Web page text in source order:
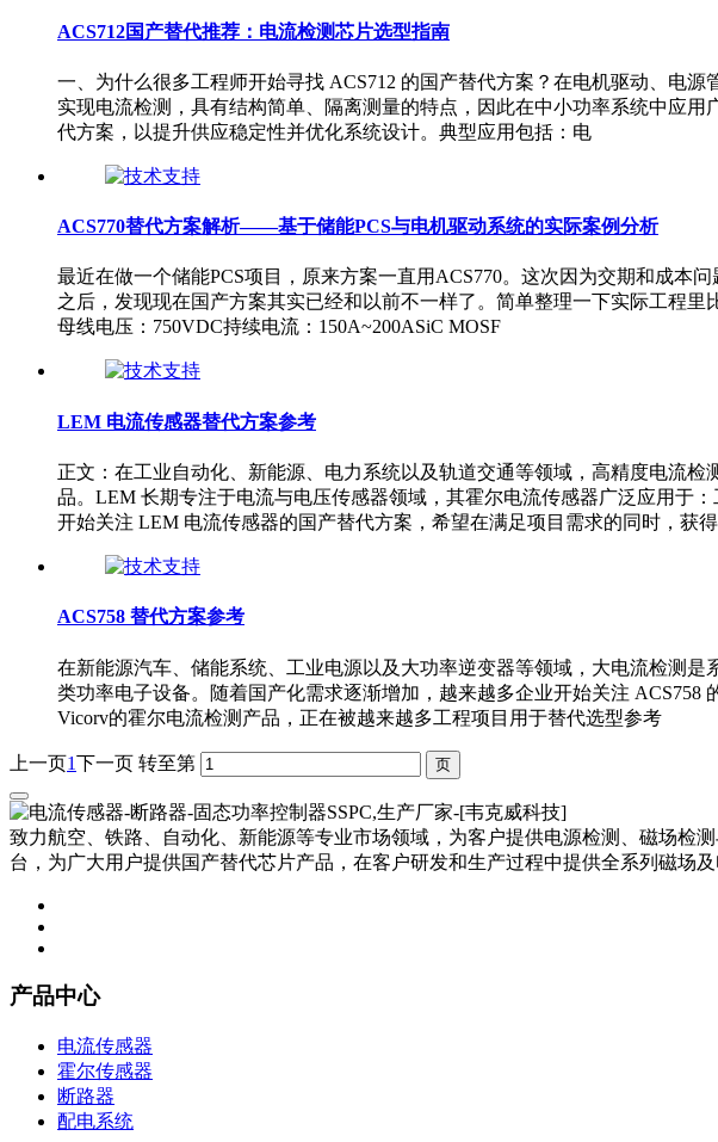
ACS712国产替代推荐：电流检测芯片选型指南
一、为什么很多工程师开始寻找 ACS712 的国产替代方案？在电机驱动、电
实现电流检测，具有结构简单、隔离测量的特点，因此在中小功率系统中应
代方案，以提升供应稳定性并优化系统设计。典型应用包括：电
ACS770替代方案解析——基于储能PCS与电机驱动系统的实际案例分析
最近在做一个储能PCS项目，原来方案一直用ACS770。这次因为交期和成本
之后，发现现在国产方案其实已经和以前不一样了。简单整理一下实际工程
母线电压：750VDC持续电流：150A~200ASiC MOSF
LEM 电流传感器替代方案参考
正文：在工业自动化、新能源、电力系统以及轨道交通等领域，高精度电流
品。LEM 长期专注于电流与电压传感器领域，其霍尔电流传感器广泛应用于
开始关注 LEM 电流传感器的国产替代方案，希望在满足项目需求的同时，获得
ACS758 替代方案参考
在新能源汽车、储能系统、工业电源以及大功率逆变器等领域，大电流检测
类功率电子设备。随着国产化需求逐渐增加，越来越多企业开始关注
Vicorv的霍尔电流检测产品，正在被越来越多工程项目用于替代选型参考
上一页1下一页 转至第
致力航空、铁路、自动化、新能源等专业市场领域，为客户提供电源检测、磁场检
台，为广大用户提供国产替代芯片产品，在客户研发和生产过程中提供全系列磁场及
产品中心
电流传感器
霍尔传感器
断路器
配电系统